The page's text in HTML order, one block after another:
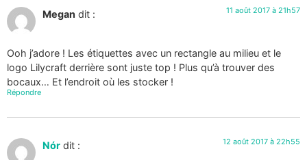
Megan dit : 11 août 2017 à 21h57
Ooh j’adore ! Les étiquettes avec un rectangle au milieu et le
logo Lilycraft derrière sont juste top ! Plus qu’à trouver des
bocaux… Et l’endroit où les stocker !
Répondre
Nór dit : 12 août 2017 à 22h55